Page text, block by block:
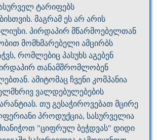
ტარიფებს
მაგრამ ეს არ არის
პირდაპირ მწარმოებელთან
მომხმარებელი ამცირბს
რომლებიც პასუხს აგებენ
თანამშრომლობენ
ამიტომაც ჩვენი კომპანია
ვალდებულებების
თუ გესაჭიროვებათ მცირე
პროდუქცია, სასურველია
"ციფრულ ბეჭდვას" დიდი